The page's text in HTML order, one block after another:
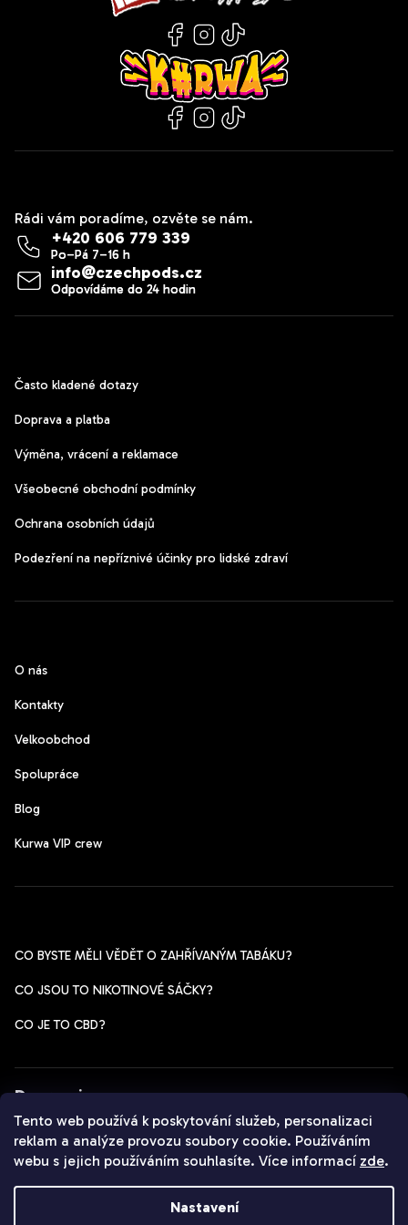
Tento web používá k poskytování služeb, personalizaci
reklam a analýze provozu soubory cookie. Používáním
webu s jejich používáním souhlasíte. Více informací zde.
Nastavení
Rádi vám poradíme, ozvěte se nám.
info@czechpods.cz
+420 606 779 339
Často kladené dotazy
Doprava a platba
Výměna, vrácení a reklamace
Všeobecné obchodní podmínky
Ochrana osobních údajů
Podezření na nepříznivé účinky pro lidské zdraví
O nás
Kontakty
Velkoobchod
Spolupráce
Blog
Kurwa VIP crew
CO BYSTE MĚLI VĚDĚT O ZAHŘÍVANÝM TABÁKU?
CO JSOU TO NIKOTINOVÉ SÁČKY?
CO JE TO CBD?
Dopravci
Vytvořil Shoptet
Copyright 2026Czechpods.cz. Všechna práva vyhrazena.